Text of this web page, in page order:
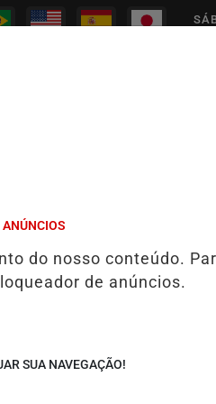
DE QUE UM IDOSO DEVE
e
ANÚNCIOS
do nosso conteúdo.
de anúncios.
SUA NAVEGAÇÃO!